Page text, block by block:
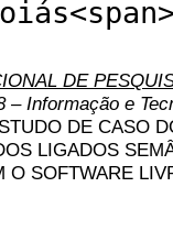
DE
– Informação e
DE CASO
LIGADOS
O SOFTWARE